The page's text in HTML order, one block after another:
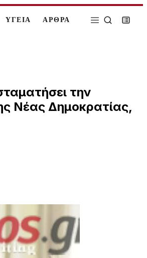
ΥΓΕΙΑ ΑΡΘΡΑ
την
Νέας Δημοκρατίας,